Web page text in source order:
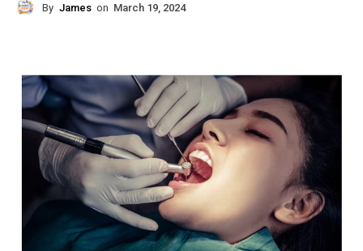
By James on March 19, 2024